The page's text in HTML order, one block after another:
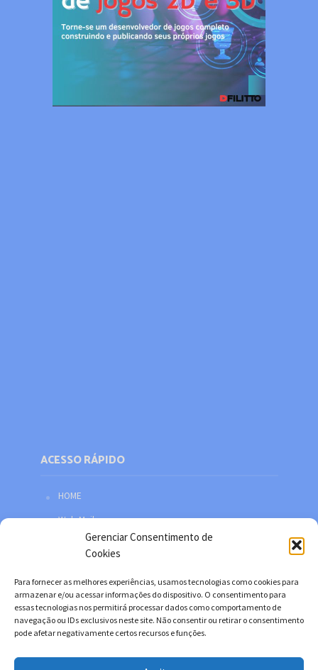
Gerenciar Consentimento de
Cookies
Para fornecer as melhores experiências, usamos tecnologias como cookies para
armazenar e/ou acessar informações do dispositivo. O consentimento para
essas tecnologias nos permitirá processar dados como comportamento de
navegação ou IDs exclusivos neste site. Não consentir ou retirar o consentimento
pode afetar negativamente certos recursos e funções.
ACESSO RÁPIDO
HOME
Web Mail
Política de privacidade
Facebook
Twitter
YouTube
Instagram